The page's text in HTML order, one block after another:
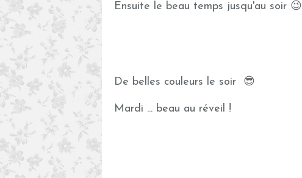
Ensuite le beau temps jusqu'au soir 😉
De belles couleurs le soir 😎
Mardi ... beau au réveil !